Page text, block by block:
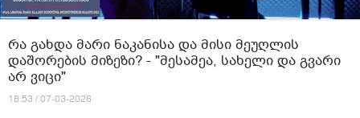
რა გახდა მარი ნაკანისა და მისი მეუღლის
დაშორების მიზეზი? - "მესამეა, სახელი და გვარი
არ ვიცი"
18:53 / 07-03-2026